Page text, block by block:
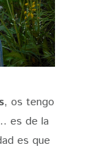
, os tengo
es de la
es que